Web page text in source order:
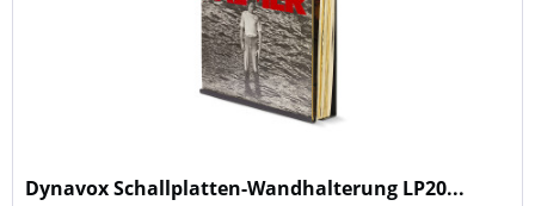
Dynavox Schallplatten-Wandhalterung LP20...